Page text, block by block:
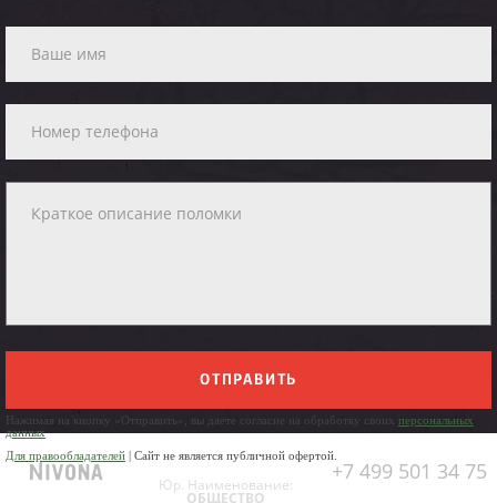
ОТПРАВИТЬ
Нажимая на кнопку «Отправить», вы даете согласие на обработку своих персональных
данных
Для правообладателей | Сайт не является публичной офертой.
+7 499 501 34 75
Юр. Наименование:
ОБЩЕСТВО